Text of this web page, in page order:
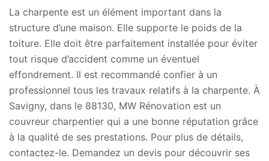
La charpente est un élément important dans la
structure d’une maison. Elle supporte le poids de la
toiture. Elle doit être parfaitement installée pour éviter
tout risque d’accident comme un éventuel
effondrement. Il est recommandé confier à un
professionnel tous les travaux relatifs à la charpente. À
Savigny, dans le 88130, MW Rénovation est un
couvreur charpentier qui a une bonne réputation grâce
à la qualité de ses prestations. Pour plus de détails,
contactez-le. Demandez un devis pour découvrir ses